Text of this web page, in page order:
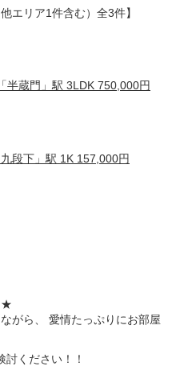
エリア1件含む）全3件】
半蔵門」駅 3LDK 750,000円
段下」駅 1K 157,000円
★
がら、 愛情たっぷりにお部屋
ください！！